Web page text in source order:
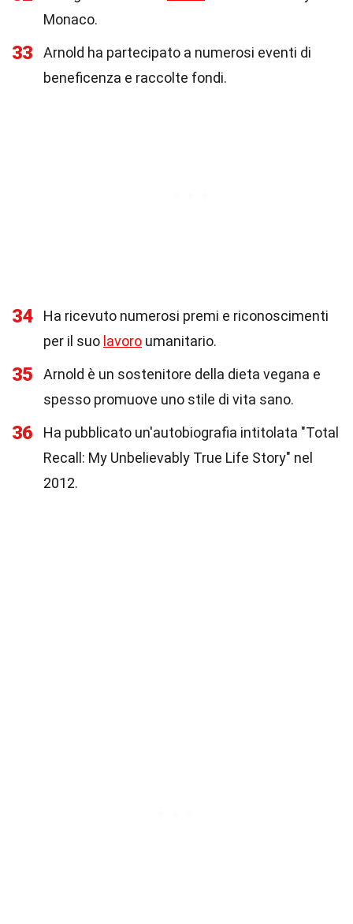
Monaco.
33
Arnold ha partecipato a numerosi eventi di
beneficenza e raccolte fondi.
34
Ha ricevuto numerosi premi e riconoscimenti
per il suo lavoro umanitario.
35
Arnold è un sostenitore della dieta vegana e
spesso promuove uno stile di vita sano.
36
Ha pubblicato un'autobiografia intitolata "Total
Recall: My Unbelievably True Life Story" nel
2012.